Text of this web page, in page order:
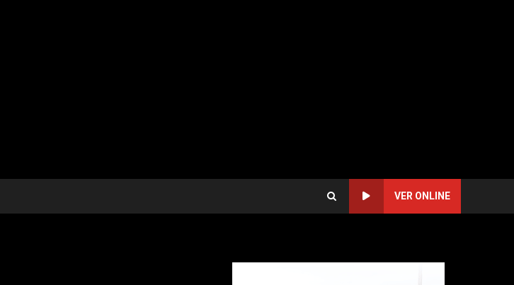
VER ONLINE